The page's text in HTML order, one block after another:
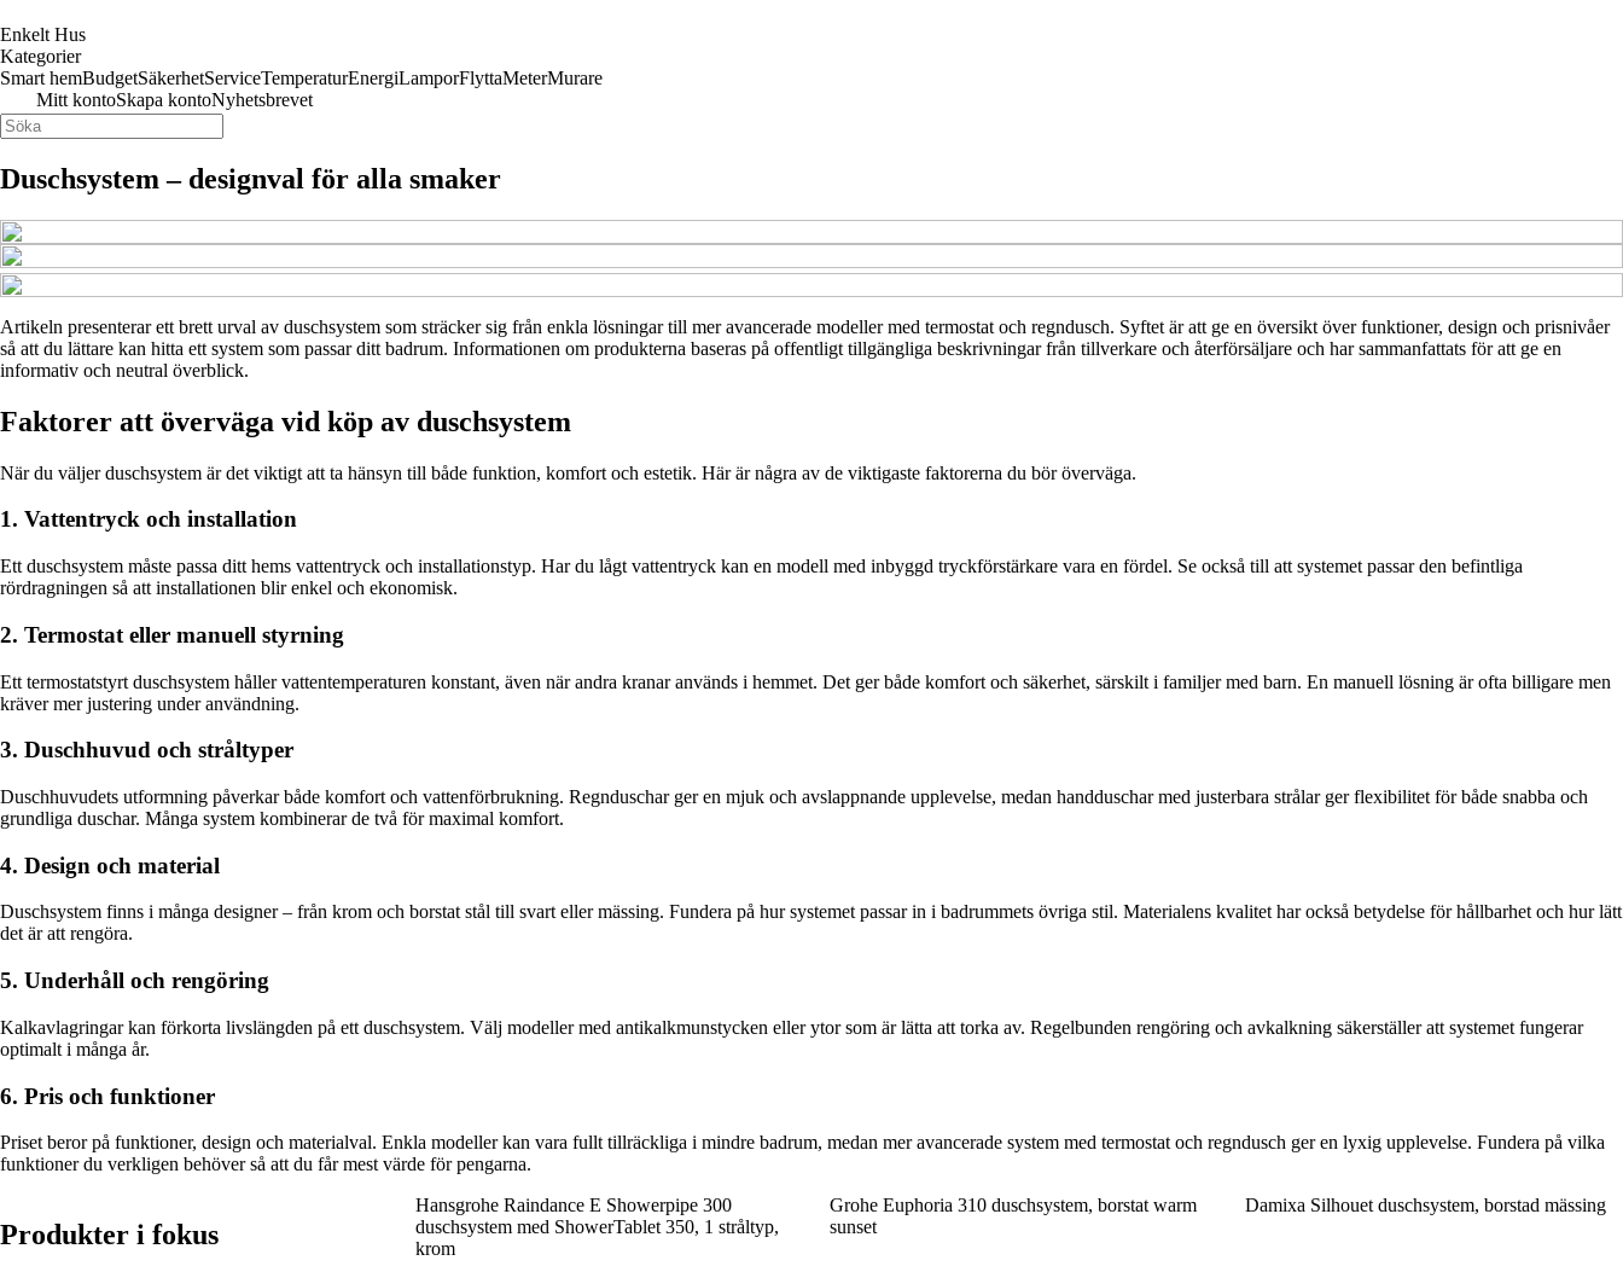
Enkelt Hus
Kategorier
Smart hemBudgetSäkerhetServiceTemperaturEnergiLamporFlyttaMeterMurare
Mitt kontoSkapa kontoNyhetsbrevet
Duschsystem – designval för alla smaker
Artikeln presenterar ett brett urval av duschsystem som sträcker sig från enkla lösningar till mer avancerade modeller med termostat och regndusch. Syftet är att ge en översikt över funktioner, design och prisnivåer
så att du lättare kan hitta ett system som passar ditt badrum. Informationen om produkterna baseras på offentligt tillgängliga beskrivningar från tillverkare och återförsäljare och har sammanfattats för att ge en
informativ och neutral överblick.
Faktorer att överväga vid köp av duschsystem
När du väljer duschsystem är det viktigt att ta hänsyn till både funktion, komfort och estetik. Här är några av de viktigaste faktorerna du bör överväga.
1. Vattentryck och installation
Ett duschsystem måste passa ditt hems vattentryck och installationstyp. Har du lågt vattentryck kan en modell med inbyggd tryckförstärkare vara en fördel. Se också till att systemet passar den befintliga
rördragningen så att installationen blir enkel och ekonomisk.
2. Termostat eller manuell styrning
Ett termostatstyrt duschsystem håller vattentemperaturen konstant, även när andra kranar används i hemmet. Det ger både komfort och säkerhet, särskilt i familjer med barn. En manuell lösning är ofta billigare men
kräver mer justering under användning.
3. Duschhuvud och stråltyper
Duschhuvudets utformning påverkar både komfort och vattenförbrukning. Regnduschar ger en mjuk och avslappnande upplevelse, medan handduschar med justerbara strålar ger flexibilitet för både snabba och
grundliga duschar. Många system kombinerar de två för maximal komfort.
4. Design och material
Duschsystem finns i många designer – från krom och borstat stål till svart eller mässing. Fundera på hur systemet passar in i badrummets övriga stil. Materialens kvalitet har också betydelse för hållbarhet och hur lätt
det är att rengöra.
5. Underhåll och rengöring
Kalkavlagringar kan förkorta livslängden på ett duschsystem. Välj modeller med antikalkmunstycken eller ytor som är lätta att torka av. Regelbunden rengöring och avkalkning säkerställer att systemet fungerar
optimalt i många år.
6. Pris och funktioner
Priset beror på funktioner, design och materialval. Enkla modeller kan vara fullt tillräckliga i mindre badrum, medan mer avancerade system med termostat och regndusch ger en lyxig upplevelse. Fundera på vilka
funktioner du verkligen behöver så att du får mest värde för pengarna.
Produkter i fokus
Hansgrohe Raindance E Showerpipe 300
duschsystem med ShowerTablet 350, 1 stråltyp,
krom
Grohe Euphoria 310 duschsystem, borstat warm
sunset
Damixa Silhouet duschsystem, borstad mässing